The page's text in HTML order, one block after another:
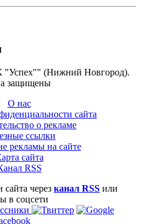
(Нижний Новгород).
защищены
О нас
сайта
о рекламе
ссылки
рекламы на сайте
сайта
RSS
через канал RSS или
в соцсети